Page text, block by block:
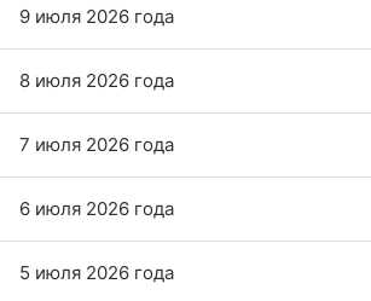
9 июля 2026 года
8 июля 2026 года
7 июля 2026 года
6 июля 2026 года
5 июля 2026 года